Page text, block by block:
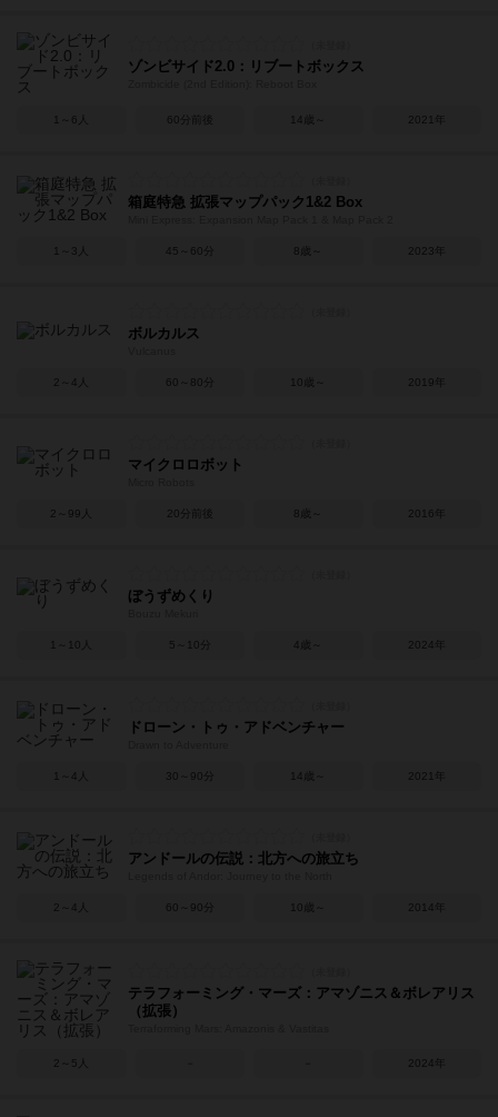
ゾンビサイド2.0：リブートボックス
1～6人 60分前後 14歳～ 2021年
箱庭特急 拡張マップパック1&2 Box
1～3人 45～60分 8歳～ 2023年
ボルカルス
2～4人 60～80分 10歳～ 2019年
マイクロロボット
2～99人 20分前後 8歳～ 2016年
ぼうずめくり
1～10人 5～10分 4歳～ 2024年
ドローン・トゥ・アドベンチャー
1～4人 30～90分 14歳～ 2021年
アンドールの伝説：北方への旅立ち
2～4人 60～90分 10歳～ 2014年
テラフォーミング・マーズ：アマゾニス＆ボレアリス
（拡張）
2～5人 2024年